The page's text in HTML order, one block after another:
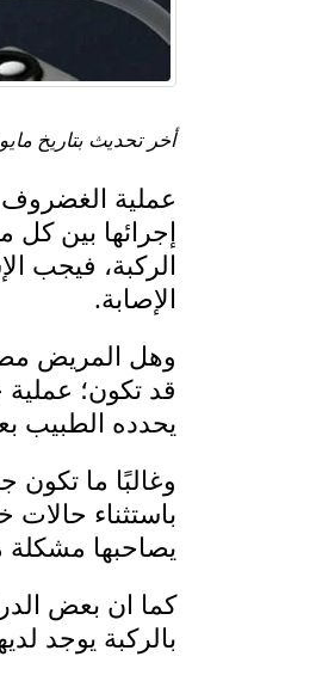
أخر تحديث بتاريخ مايو 31, 2026 | تمت المراجعة الطبية بواسطة:
عملية الغضروف
إجرائها بين كل
الركبة، فيجب
الإصابة.
وهل المريض
قد تكون؛
يحدده الطبيب
وغالبًا ما
باستثناء
يصاحبها مشكلة
بالركبة يوجد